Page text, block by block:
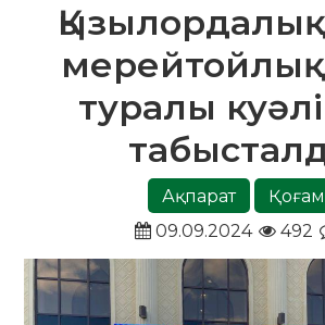
туралы
Ақпарат
Қоғам
09.09.2024
492